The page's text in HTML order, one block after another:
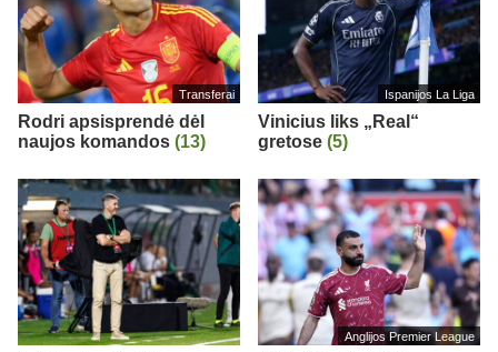
Transferai
Rodri apsisprendė dėl
naujos komandos (13)
Ispanijos La Liga
Vinicius liks „Real“
gretose (5)
Anglijos Premier League